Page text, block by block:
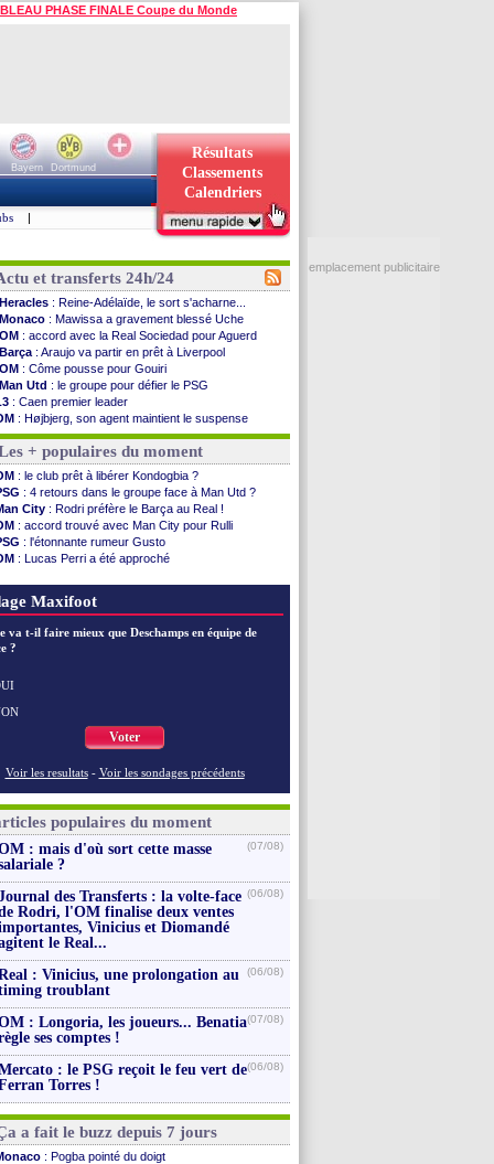
PHASE FINALE Coupe du Monde
Bayern
Dortmund
Résultats
Classements
Calendriers
|
et transferts 24h/24
Heracles : Reine-Adélaïde, le sort s'acharne...
Monaco : Mawissa a gravement blessé Uche
OM : accord avec la Real Sociedad pour Aguerd
Barça : Araujo va partir en prêt à Liverpool
OM : Côme pousse pour Gouiri
Man Utd : le groupe pour défier le PSG
: Caen premier leader
: Højbjerg, son agent maintient le suspense
: Gouiri évoque son avenir
: le transfert d'Asllani tombe à l'eau
: 1ère utilisation du Football Video Support
: Benatia envoie une pique à Longoria
: Al-Ahli veut Pape Gueye
: la dernière saison de Fonseca ?
: un nouveau prétendant pour Højbjerg
: un gardien norvégien en approche ?
: McCourt a versé 120 M€ en 2026
: 4 retours dans le groupe face à Man Utd ...
: Kevin Carlos va partir en Italie
: prison avec sursis requis contre un arbitre
: c'est signé pour Luca Zidane (off.)
+ populaires du moment
: le club prêt à libérer Kondogbia ?
: 4 retours dans le groupe face à Man Utd ?
City : Rodri préfère le Barça au Real !
: accord trouvé avec Man City pour Rulli
: l'étonnante rumeur Gusto
: Lucas Perri a été approché
Maxifoot
va t-il faire mieux que Deschamps en équipe de
?
Voter
Voir les resultats - Voir les sondages précédents
populaires du moment
: mais d'où sort cette masse
?
(07/08)
des Transferts : la volte-face
Rodri, l'OM finalise deux ventes
Vinicius et Diomandé
le Real...
(06/08)
: Vinicius, une prolongation au
troublant
(06/08)
: Longoria, les joueurs... Benatia
ses comptes !
(07/08)
: le PSG reçoit le feu vert de
Torres !
(06/08)
a fait le buzz depuis 7 jours
: Pogba pointé du doigt
emplacement publicitaire